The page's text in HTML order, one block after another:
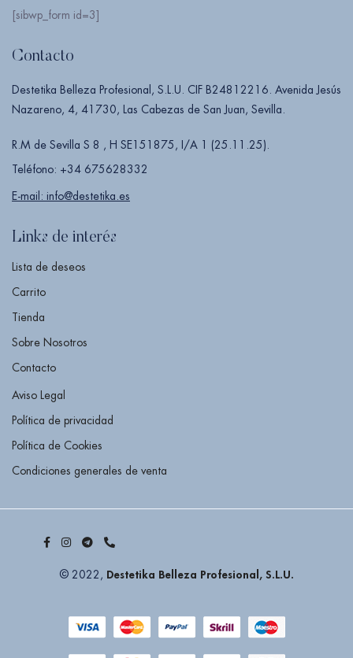
[sibwp_form id=3]
Contacto
Destetika Belleza Profesional, S.L.U. CIF B24812216. Avenida Jesús
Nazareno, 4, 41730, Las Cabezas de San Juan, Sevilla.
R.M de Sevilla S 8 , H SE151875, I/A 1 (25.11.25).
Teléfono: +34 675628332
E-mail: info@destetika.es
Links de interés
Lista de deseos
Carrito
Tienda
Sobre Nosotros
Contacto
Aviso Legal
Política de privacidad
Política de Cookies
Condiciones generales de venta
© 2022, Destetika Belleza Profesional, S.L.U.